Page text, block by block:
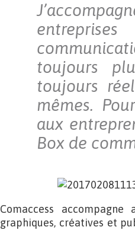
toujours
toujours
mêmes.
aux
Box de
Comaccess
graphiques, créatives et